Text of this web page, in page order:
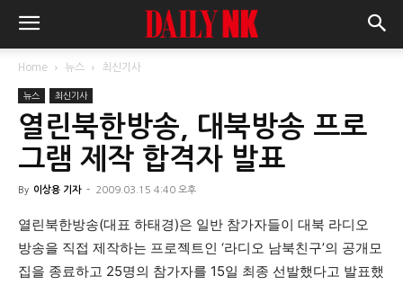
Home 뉴스 최신기사
뉴스 최신기사
열린북한방송, 대북방송 프로
그램 제작 합격자 발표
By 이상용 기자 - 2009.03.15 4:40 오후
열린북한방송(대표 하태경)은 일반 참가자들이 대북 라디오
방송을 직접 제작하는 프로젝트인 ‘라디오 남북친구’의 공개모
집을 종료하고 25명의 참가자를 15일 최종 선발했다고 발표했